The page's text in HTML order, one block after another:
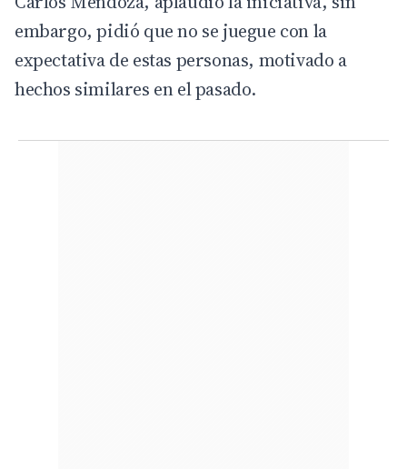
embargo, pidió que no se juegue con la
expectativa de estas personas, motivado a
hechos similares en el pasado.